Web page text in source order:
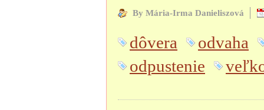
By Mária-Irma Danieliszová
dôvera
odvaha
odpustenie